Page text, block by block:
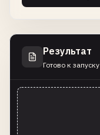
Результат
Готово к запуску